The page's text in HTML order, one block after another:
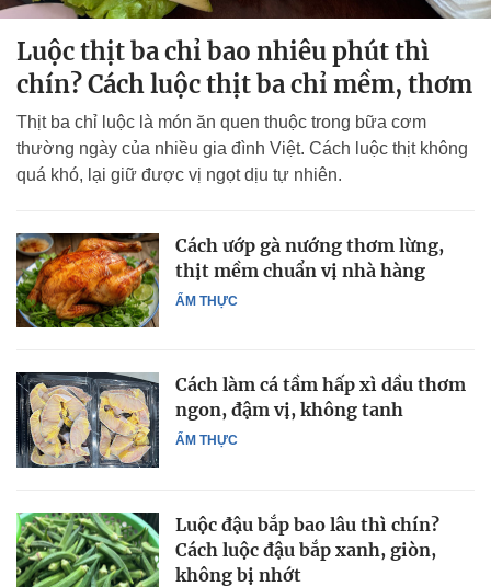
Luộc thịt ba chỉ bao nhiêu phút thì
chín? Cách luộc thịt ba chỉ mềm, thơm
Thịt ba chỉ luộc là món ăn quen thuộc trong bữa cơm
thường ngày của nhiều gia đình Việt. Cách luộc thịt không
quá khó, lại giữ được vị ngọt dịu tự nhiên.
ẨM THỰC
Cách ướp gà nướng thơm lừng,
thịt mềm chuẩn vị nhà hàng
ẨM THỰC
Cách làm cá tầm hấp xì dầu thơm
ngon, đậm vị, không tanh
Luộc đậu bắp bao lâu thì chín?
Cách luộc đậu bắp xanh, giòn,
không bị nhớt